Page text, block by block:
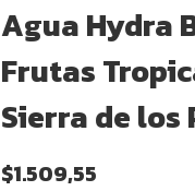
Agua Hydra
Frutas
Sierra de los
$1.509,55